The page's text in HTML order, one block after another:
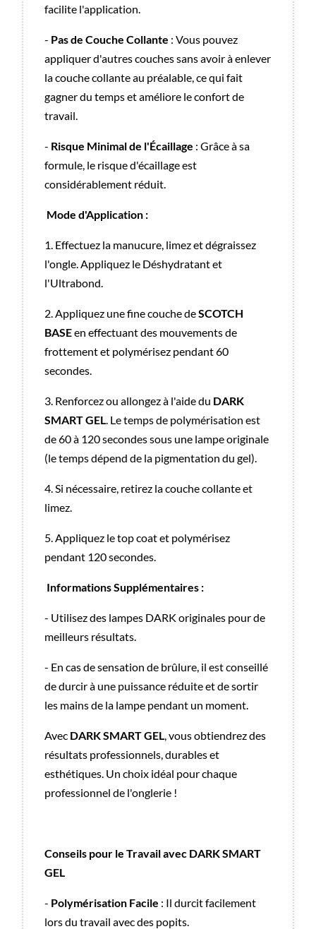
facilite l'application.
- Pas de Couche Collante : Vous pouvez
appliquer d'autres couches sans avoir à enlever
la couche collante au préalable, ce qui fait
gagner du temps et améliore le confort de
travail.
- Risque Minimal de l'Écaillage : Grâce à sa
formule, le risque d'écaillage est
considérablement réduit.
Mode d'Application :
1. Effectuez la manucure, limez et dégraissez
l'ongle. Appliquez le Déshydratant et
l'Ultrabond.
2. Appliquez une fine couche deSCOTCH
BASEen effectuant des mouvements de
frottement et polymérisez pendant 60
secondes.
3. Renforcez ou allongez à l'aide du DARK
SMART GEL . Le temps de polymérisation est
de 60 à 120 secondes sous une lampe originale
(le temps dépend de la pigmentation du gel).
4. Si nécessaire, retirez la couche collante et
limez.
5. Appliquez le top coat et polymérisez
pendant 120 secondes.
Informations Supplémentaires :
- Utilisez des lampes DARK originales pour de
meilleurs résultats.
- En cas de sensation de brûlure, il est conseillé
de durcir à une puissance réduite et de sortir
les mains de la lampe pendant un moment.
Avec DARK SMART GEL , vous obtiendrez des
résultats professionnels, durables et
esthétiques. Un choix idéal pour chaque
professionnel de l'onglerie !
Conseils pour le Travail avec DARK SMART
GEL
- Polymérisation Facile : Il durcit facilement
lors du travail avec des popits.